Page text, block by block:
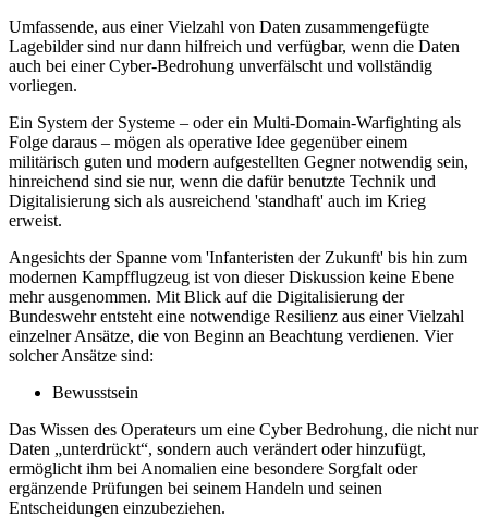
Umfassende, aus einer Vielzahl von Daten zusammengefügte
Lagebilder sind nur dann hilfreich und verfügbar, wenn die Daten
auch bei einer Cyber-Bedrohung unverfälscht und vollständig
vorliegen.
Ein System der Systeme – oder ein Multi-Domain-Warfighting als
Folge daraus – mögen als operative Idee gegenüber einem
militärisch guten und modern aufgestellten Gegner notwendig sein,
hinreichend sind sie nur, wenn die dafür benutzte Technik und
Digitalisierung sich als ausreichend 'standhaft' auch im Krieg
erweist.
Angesichts der Spanne vom 'Infanteristen der Zukunft' bis hin zum
modernen Kampfflugzeug ist von dieser Diskussion keine Ebene
mehr ausgenommen. Mit Blick auf die Digitalisierung der
Bundeswehr entsteht eine notwendige Resilienz aus einer Vielzahl
einzelner Ansätze, die von Beginn an Beachtung verdienen. Vier
solcher Ansätze sind:
Bewusstsein
Das Wissen des Operateurs um eine Cyber Bedrohung, die nicht nur
Daten „unterdrückt“, sondern auch verändert oder hinzufügt,
ermöglicht ihm bei Anomalien eine besondere Sorgfalt oder
ergänzende Prüfungen bei seinem Handeln und seinen
Entscheidungen einzubeziehen.